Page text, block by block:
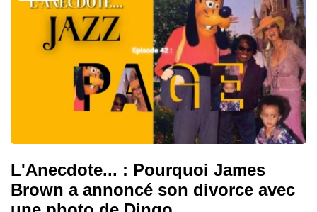
L'Anecdote... : Pourquoi James
Brown a annoncé son divorce avec